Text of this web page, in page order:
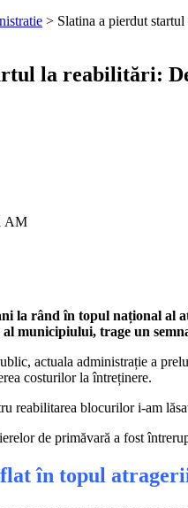
> Slatina a pierdut
la reabilitări:
AM
la rând în topul național al
municipiului, trage un
actuala administrație a
costurilor la întreținere.
reabilitarea blocurilor i-am
de primăvară a fost
în topul